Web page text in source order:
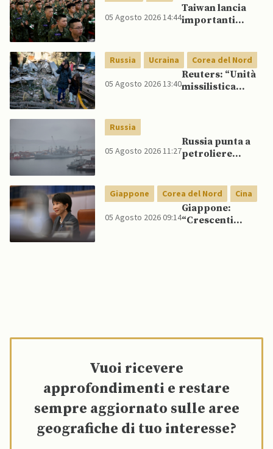
05 Agosto 2026 14:44
Taiwan lancia
importanti
testare
flessibilità di
comando
Russia Ucraina Corea del Nord
05 Agosto 2026 13:40
Reuters: “Unità
missilistica
balistici
potrebbero
presto colpire
Russia
05 Agosto 2026 11:27
Russia punta a
petroliere
espansione
“flotta ombra”
per aggirare
sanzioni
Giappone Corea del Nord Cina
05 Agosto 2026 09:14
Giappone:
“Crescenti
Vuoi ricevere
approfondimenti e restare
sempre aggiornato sulle aree
geografiche di tuo interesse?